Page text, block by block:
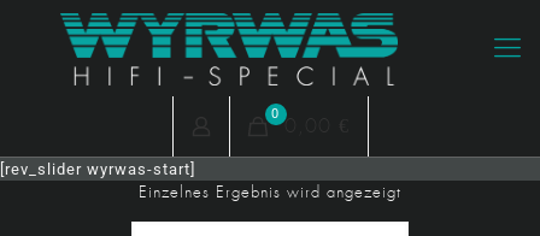
0 0,00 €
[rev_slider wyrwas-start]
Einzelnes Ergebnis wird angezeigt